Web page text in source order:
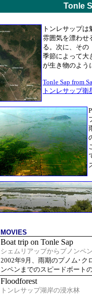
Tonle
トンレサップ
雰囲気を漂わせ
る。次に、その
季節によって大
が生き物のよう
Tonle Sap from
トンレサップ衛
MOVIES
Boat trip on Tonle Sap
シェムリアップからプノンペ
2002年9月、雨期のプノム･ク
ンペンまでのスピードボート
Floodforest
トンレサップ湖岸の浸水林